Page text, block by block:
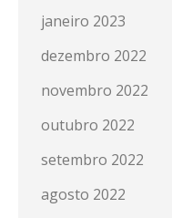
janeiro 2023
dezembro 2022
novembro 2022
outubro 2022
setembro 2022
agosto 2022